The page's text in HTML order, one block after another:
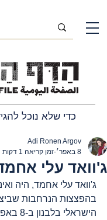
כדי שלא נוכל
ג'וואד עלי
Adi Ronen Argov
8 באפר׳
זמן קריאה 1 דקות
ג'וואד עלי אחמד, היה
בהפצצות הנרחבות
הישראלי בלבנון ב-8 באפריל, 2026.